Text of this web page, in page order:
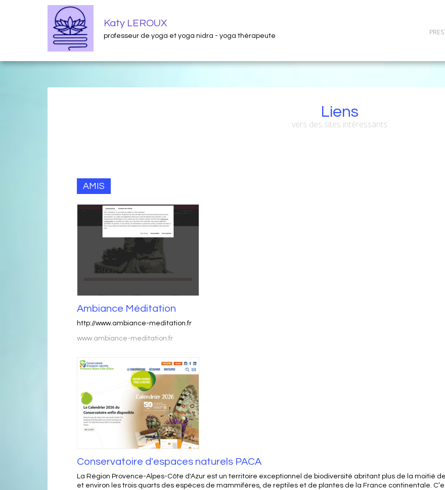
Katy LEROUX
professeur de yoga et yoga nidra - yoga thérapeute
Liens
vers des sites intéressants
AMIS
Ambiance Méditation
http://www.ambiance-meditation.fr
www.ambiance-meditation.fr
Conservatoire d'espaces naturels PACA
La Région Provence-Alpes-Côte d'Azur est un territoire exceptionnel de biodiversité abritant plus de la moitié
et environ les trois quarts des espèces de mammifères, de reptiles et de plantes de la France continentale.